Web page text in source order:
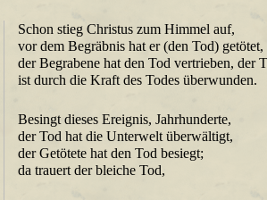
Schon stieg Christus zum Himmel auf,
vor dem Begräbnis hat er (den Tod) getötet,
der Begrabene hat den Tod vertrieben, der
ist durch die Kraft des Todes überwunden.
Besingt dieses Ereignis, Jahrhunderte,
der Tod hat die Unterwelt überwältigt,
der Getötete hat den Tod besiegt;
da trauert der bleiche Tod,